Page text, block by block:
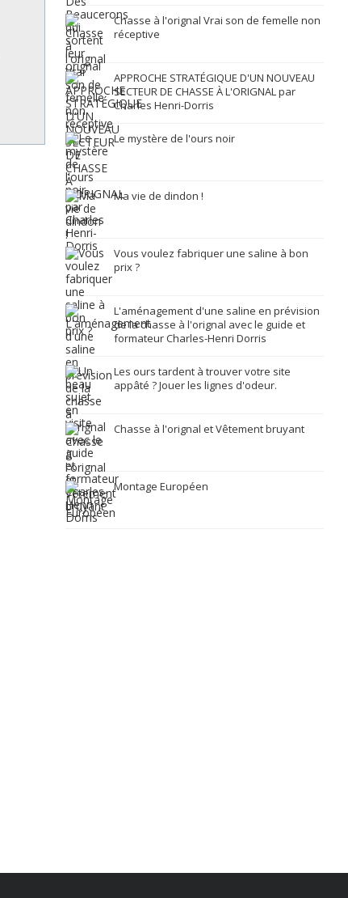
Chasse à l'orignal Vrai son de femelle non
réceptive
APPROCHE STRATÉGIQUE D'UN NOUVEAU
SECTEUR DE CHASSE À L'ORIGNAL par
Charles Henri-Dorris
Le mystère de l'ours noir
Ma vie de dindon !
Vous voulez fabriquer une saline à bon
prix ?
L'aménagement d'une saline en prévision
de la chasse à l'orignal avec le guide et
formateur Charles-Henri Dorris
Les ours tardent à trouver votre site
appâté ? Jouer les lignes d'odeur.
Chasse à l'orignal et Vêtement bruyant
Montage Européen